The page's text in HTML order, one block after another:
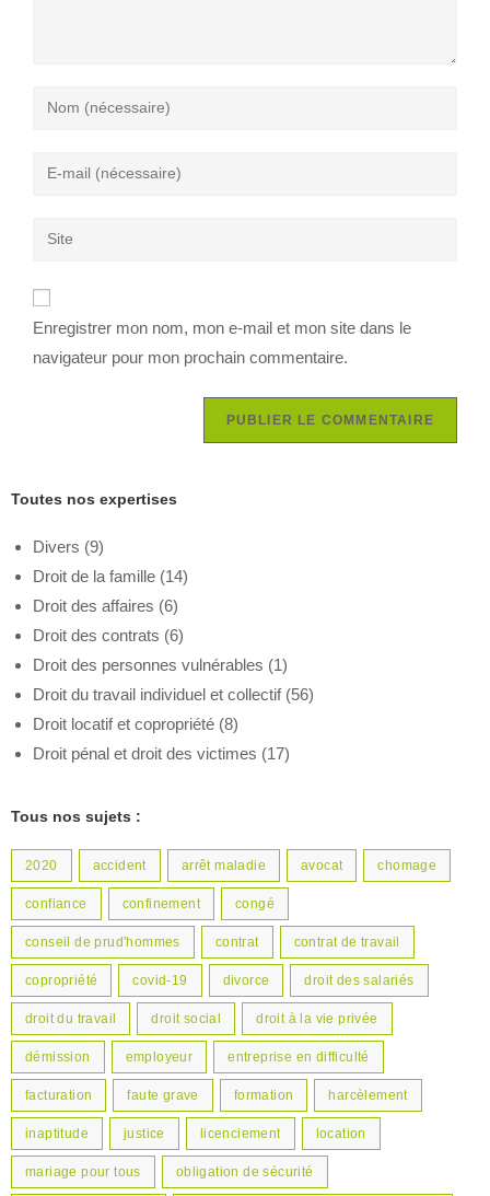
Enregistrer mon nom, mon e-mail et mon site dans le
navigateur pour mon prochain commentaire.
Toutes nos expertises
Divers (9)
Droit de la famille (14)
Droit des affaires (6)
Droit des contrats (6)
Droit des personnes vulnérables (1)
Droit du travail individuel et collectif (56)
Droit locatif et copropriété (8)
Droit pénal et droit des victimes (17)
Tous nos sujets :
2020 accident arrêt maladie avocat chomage
confiance confinement congé
conseil de prud'hommes contrat contrat de travail
copropriété covid-19 divorce droit des salariés
droit du travail droit social droit à la vie privée
démission employeur entreprise en difficulté
facturation faute grave formation harcèlement
inaptitude justice licenciement location
mariage pour tous obligation de sécurité